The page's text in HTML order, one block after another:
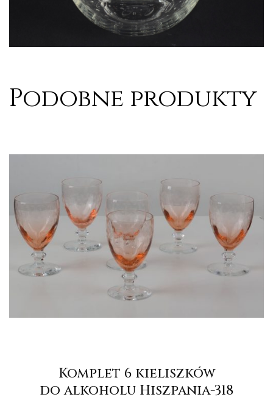
Podobne produkty
Komplet 6 kieliszków
do alkoholu Hiszpania-318